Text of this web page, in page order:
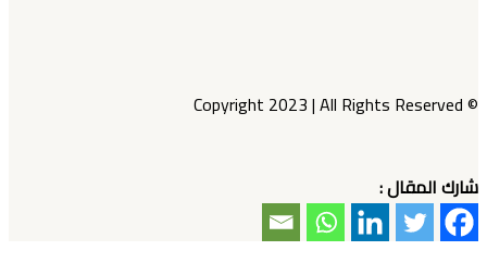
© Copyright 2023 | All Rights Reserved
شارك المقال :